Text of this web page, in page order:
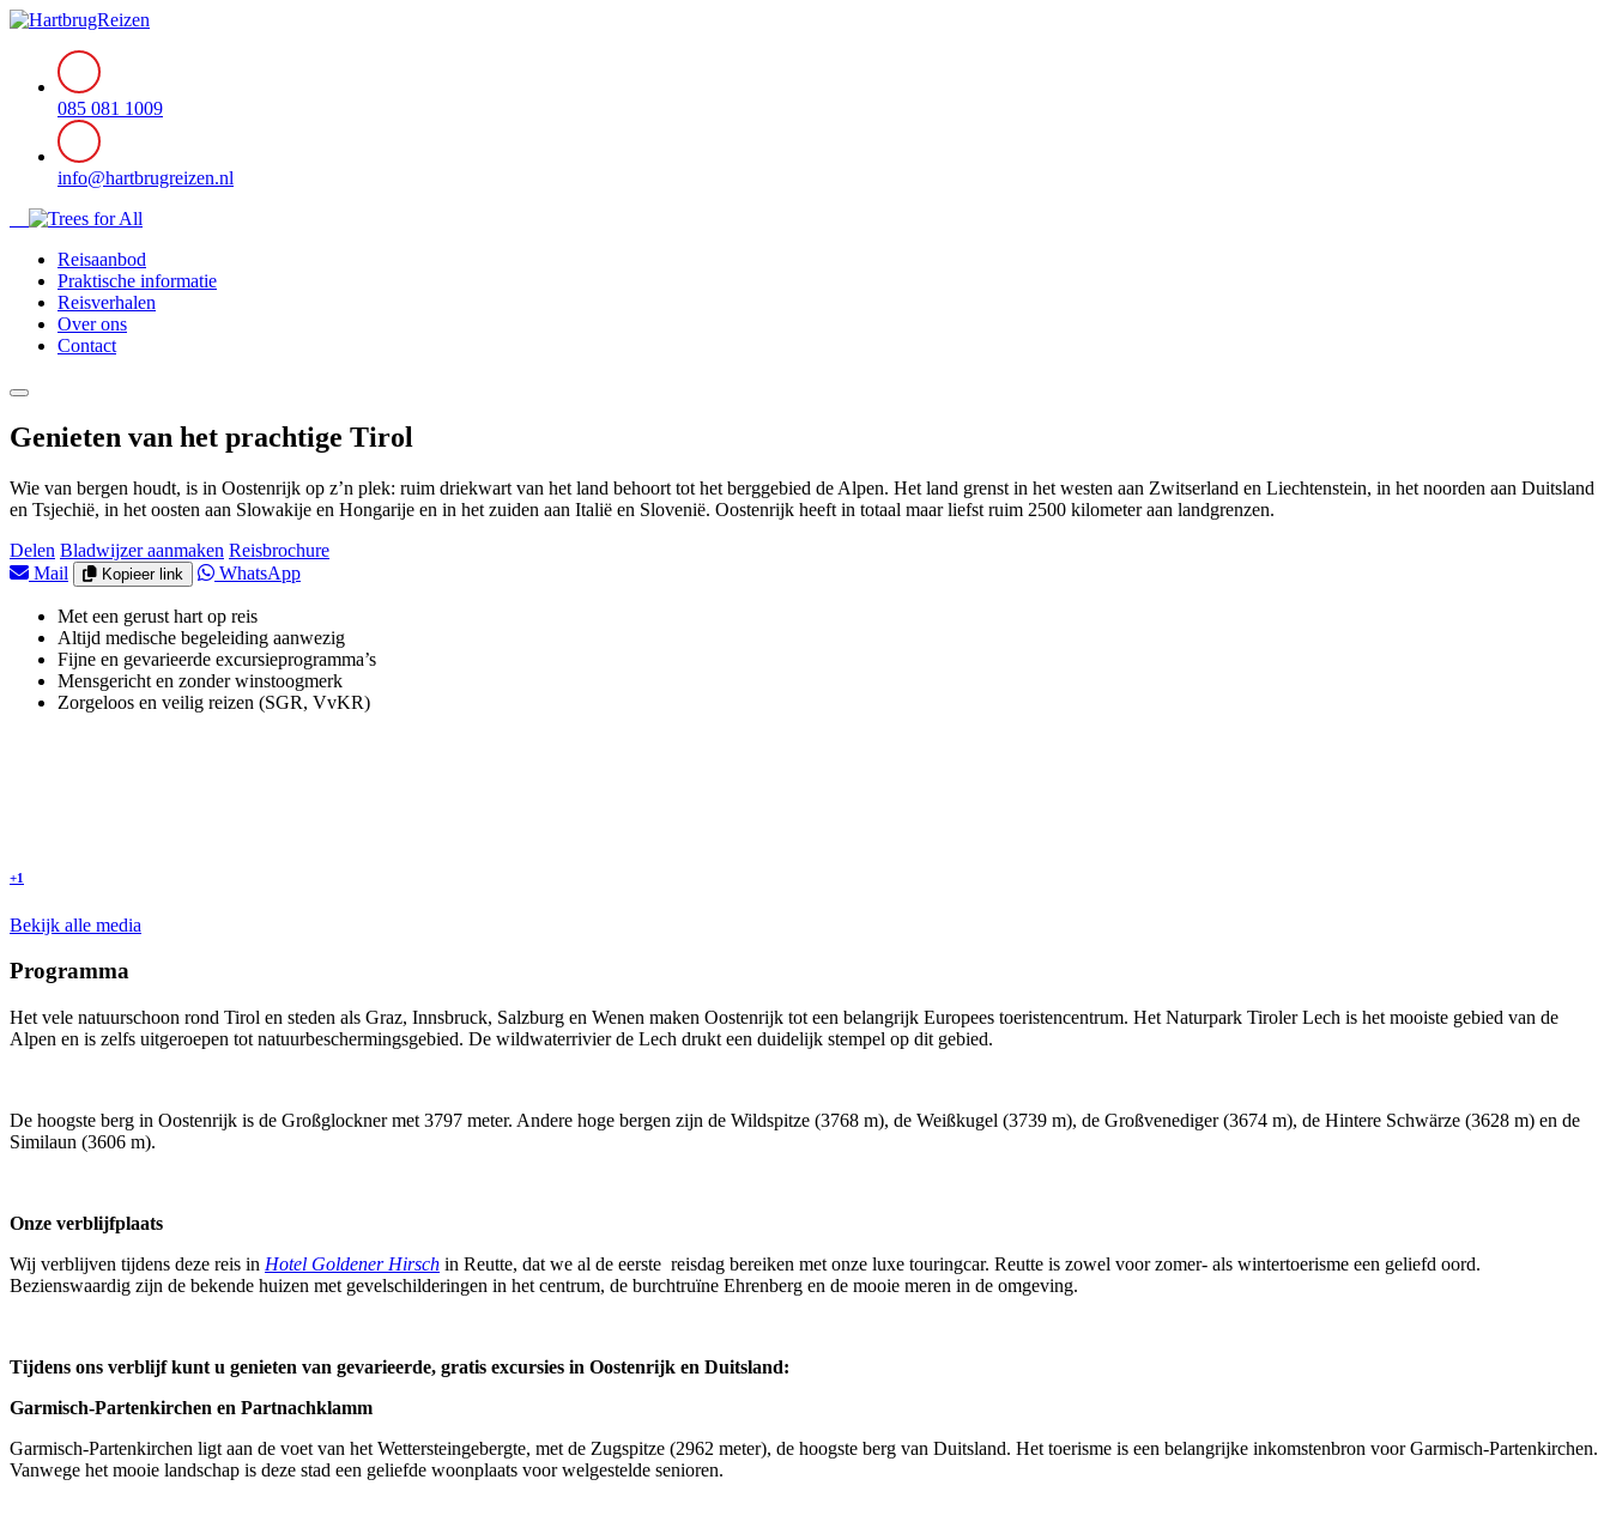
085 081 1009
info@hartbrugreizen.nl
Reisaanbod
Praktische informatie
Reisverhalen
Over ons
Contact
Genieten van het prachtige Tirol
Wie van bergen houdt, is in Oostenrijk op z’n plek: ruim driekwart van het land behoort tot het berggebied de Alpen. Het land grenst in het westen aan Zwitserland en Liechtenstein, in het noorden aan Duitsland
en Tsjechië, in het oosten aan Slowakije en Hongarije en in het zuiden aan Italië en Slovenië. Oostenrijk heeft in totaal maar liefst ruim 2500 kilometer aan landgrenzen.
Delen Bladwijzer aanmaken Reisbrochure
Mail
Kopieer link WhatsApp
Met een gerust hart op reis
Altijd medische begeleiding aanwezig
Fijne en gevarieerde excursieprogramma’s
Mensgericht en zonder winstoogmerk
Zorgeloos en veilig reizen (SGR, VvKR)
+1
Bekijk alle media
Programma
Het vele natuurschoon rond Tirol en steden als Graz, Innsbruck, Salzburg en Wenen maken Oostenrijk tot een belangrijk Europees toeristencentrum. Het Naturpark Tiroler Lech is het mooiste gebied van de
Alpen en is zelfs uitgeroepen tot natuurbeschermingsgebied. De wildwaterrivier de Lech drukt een duidelijk stempel op dit gebied.
De hoogste berg in Oostenrijk is de Großglockner met 3797 meter. Andere hoge bergen zijn de Wildspitze (3768 m), de Weißkugel (3739 m), de Großvenediger (3674 m), de Hintere Schwärze (3628 m) en de
Similaun (3606 m).
Onze verblijfplaats
Wij verblijven tijdens deze reis in Hotel Goldener Hirsch in Reutte, dat we al de eerste reisdag bereiken met onze luxe touringcar. Reutte is zowel voor zomer- als wintertoerisme een geliefd oord.
Bezienswaardig zijn de bekende huizen met gevelschilderingen in het centrum, de burchtruïne Ehrenberg en de mooie meren in de omgeving.
Tijdens ons verblijf kunt u genieten van gevarieerde, gratis excursies in Oostenrijk en Duitsland:
Garmisch-Partenkirchen en Partnachklamm
Garmisch-Partenkirchen ligt aan de voet van het Wettersteingebergte, met de Zugspitze (2962 meter), de hoogste berg van Duitsland. Het toerisme is een belangrijke inkomstenbron voor Garmisch-Partenkirchen.
Vanwege het mooie landschap is deze stad een geliefde woonplaats voor welgestelde senioren.